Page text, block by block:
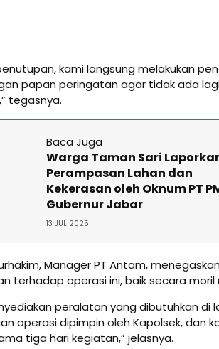
kami langsung melakukan
papan peringatan agar tidak ada lagi
tegasnya.
Baca Juga
Warga Taman Sari
Perampasan Lahan dan
Kekerasan oleh Oknum PT
Gubernur Jabar
13 JUL 2025
Manager PT Antam,
terhadap operasi ini, baik secara
peralatan yang dibutuhkan di
operasi dipimpin oleh Kapolsek, dan
tiga hari kegiatan,” jelasnya.